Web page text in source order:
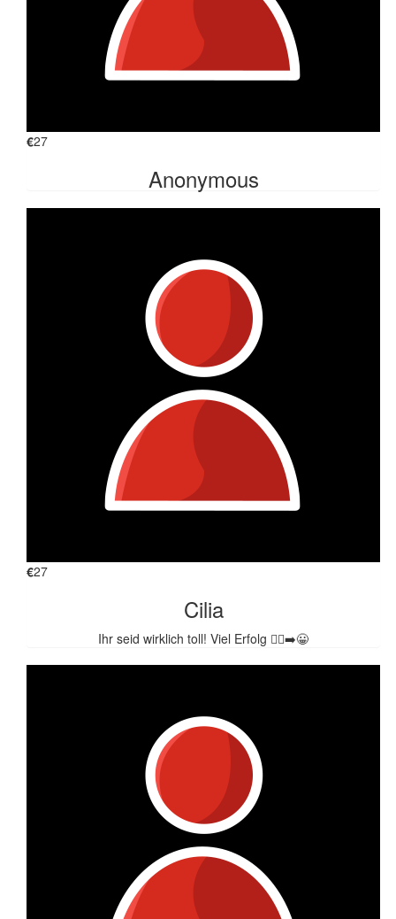
€27
Anonymous
€27
Cilia
Ihr seid wirklich toll! Viel Erfolg 🏃‍♀️‍➡️😀